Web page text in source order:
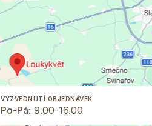
VYZVEDNUTÍ OBJEDNÁVEK
Po-Pá: 9.00-16.00